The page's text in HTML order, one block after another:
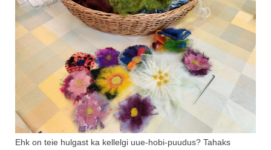
Ehk on teie hulgast ka kellelgi uue-hobi-puudus? Tahaks